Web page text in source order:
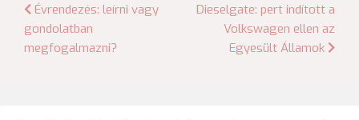
Bejegyzés
navigáció
Évrendezés: leírni vagy
gondolatban
megfogalmazni?
Dieselgate: pert indított a
Volkswagen ellen az
Egyesült Államok